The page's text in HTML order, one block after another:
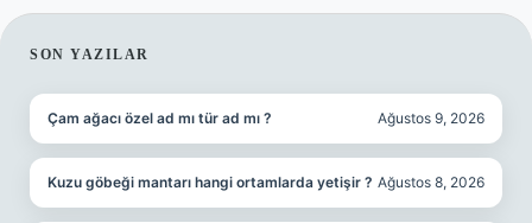
SIDEBAR
SON YAZILAR
Çam ağacı özel ad mı tür ad mı ? Ağustos 9, 2026
Kuzu göbeği mantarı hangi ortamlarda yetişir ? Ağustos 8, 2026